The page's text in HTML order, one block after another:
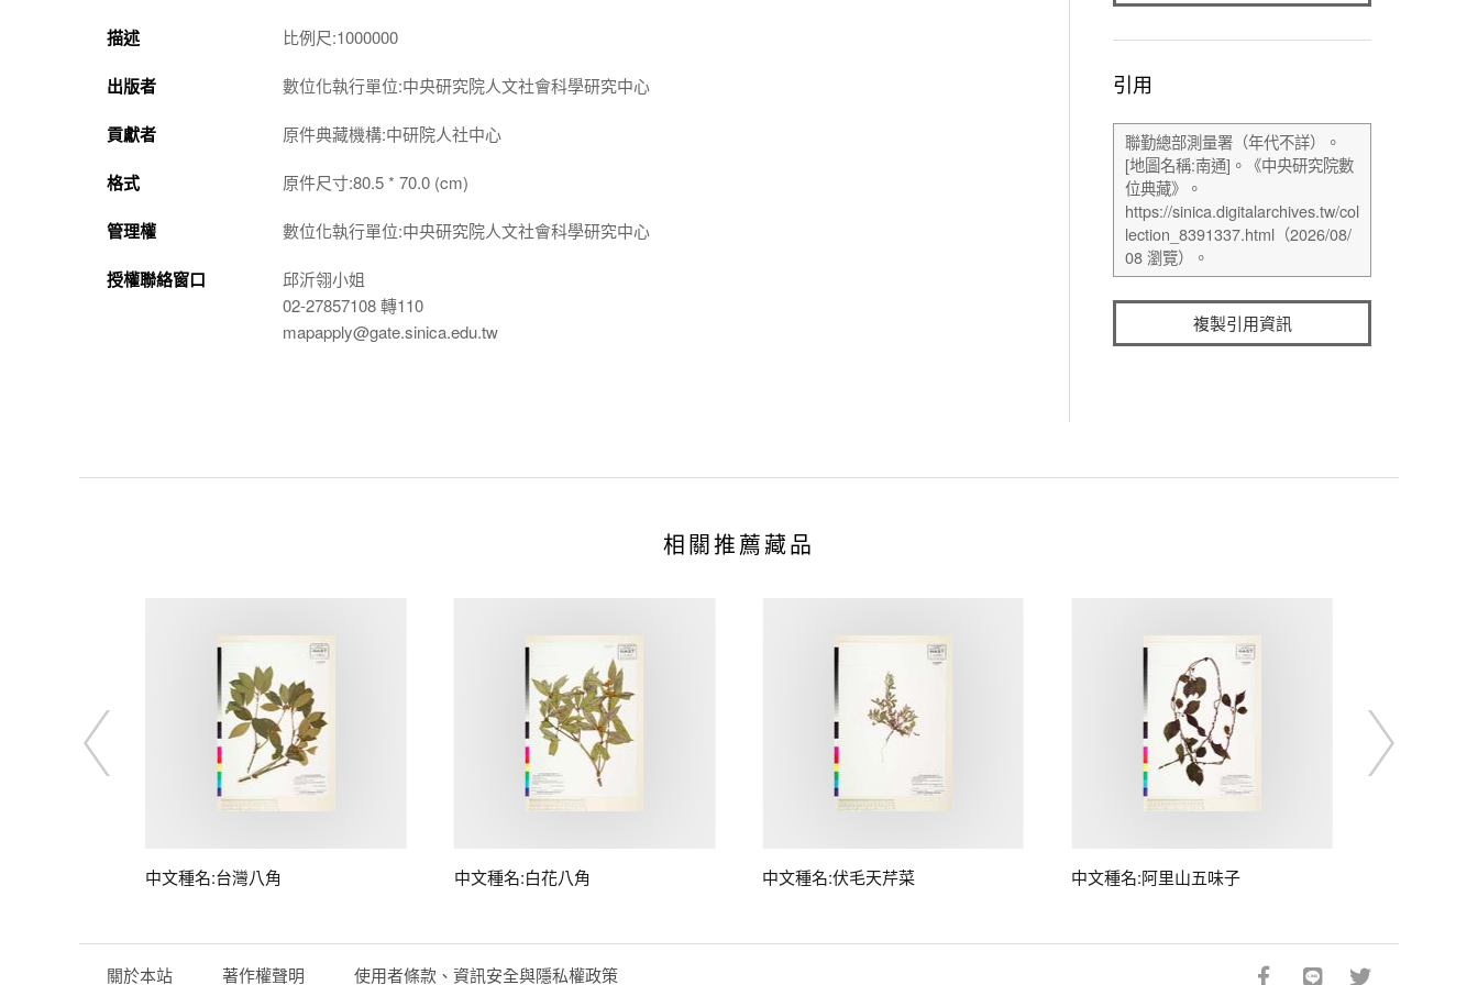
描述
比例尺:1000000
出版者 數位化執行單位:中央研究院人文社會科學研究中心
貢獻者 原件典藏機構:中研院人社中心
格式 原件尺寸:80.5 * 70.0 (cm)
管理權 數位化執行單位:中央研究院人文社會科學研究中心
授權聯絡窗口
邱沂翎小姐
02-27857108 轉110
mapapply@gate.sinica.edu.tw
引用
複製引用資訊
相關推薦藏品
中文種名:台灣八角 中文種名:白花八角 中文種名:伏毛天芹菜 中文種名:阿里山五味子
關於本站 著作權聲明 使用者條款、資訊安全與隱私權政策